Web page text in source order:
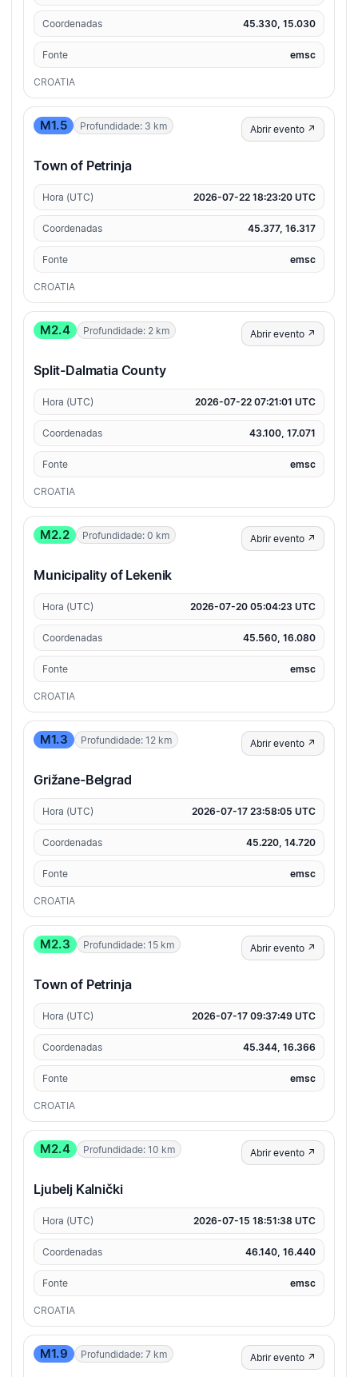
Coordenadas 45.330, 15.030
Fonte emsc
CROATIA
M1.5 Profundidade: 3 km Abrir evento ↗
Town of Petrinja
Hora (UTC) 2026-07-22 18:23:20 UTC
Coordenadas 45.377, 16.317
Fonte emsc
CROATIA
M2.4 Profundidade: 2 km Abrir evento ↗
Split-Dalmatia County
Hora (UTC) 2026-07-22 07:21:01 UTC
Coordenadas 43.100, 17.071
Fonte emsc
CROATIA
M2.2 Profundidade: 0 km Abrir evento ↗
Municipality of Lekenik
Hora (UTC) 2026-07-20 05:04:23 UTC
Coordenadas 45.560, 16.080
Fonte emsc
CROATIA
M1.3 Profundidade: 12 km Abrir evento ↗
Grižane-Belgrad
Hora (UTC) 2026-07-17 23:58:05 UTC
Coordenadas 45.220, 14.720
Fonte emsc
CROATIA
M2.3 Profundidade: 15 km Abrir evento ↗
Town of Petrinja
Hora (UTC) 2026-07-17 09:37:49 UTC
Coordenadas 45.344, 16.366
Fonte emsc
CROATIA
M2.4 Profundidade: 10 km Abrir evento ↗
Ljubelj Kalnički
Hora (UTC) 2026-07-15 18:51:38 UTC
Coordenadas 46.140, 16.440
Fonte emsc
CROATIA
M1.9 Profundidade: 7 km Abrir evento ↗